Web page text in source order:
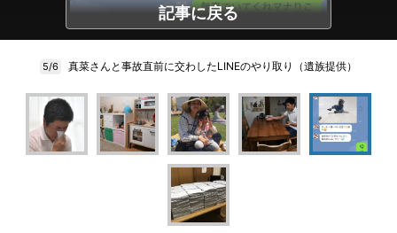
記事に戻る
5/6 真菜さんと事故直前に交わしたLINEのやり取り（遺族提供）